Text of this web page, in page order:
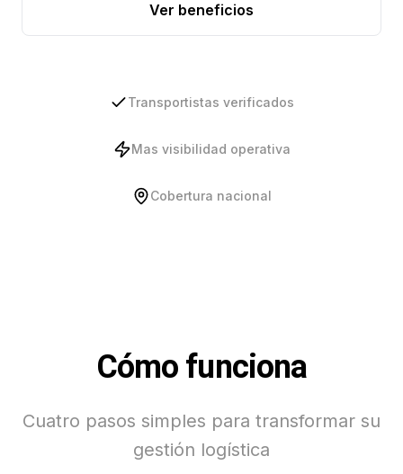
Ver beneficios
Transportistas verificados
Mas visibilidad operativa
Cobertura nacional
Cómo funciona
Cuatro pasos simples para transformar su
gestión logística